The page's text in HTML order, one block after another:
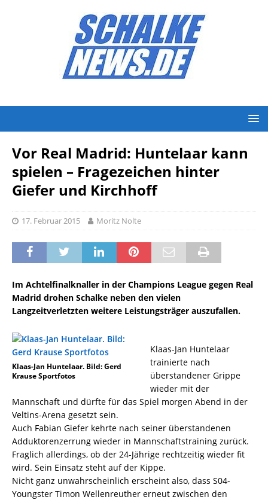
Vor Real Madrid: Huntelaar kann
spielen – Fragezeichen hinter
Giefer und Kirchhoff
17. Februar 2015 Moritz Nolte
Im Achtelfinalknaller in der Champions League gegen Real
Madrid drohen Schalke neben den vielen
Langzeitverletzten weitere Leistungsträger auszufallen.
Klaas-Jan Huntelaar. Bild: Gerd
Krause Sportfotos
Klaas-Jan Huntelaar
trainierte nach
überstandener Grippe
wieder mit der
Mannschaft und dürfte für das Spiel morgen Abend in der
Veltins-Arena gesetzt sein.
Auch Fabian Giefer kehrte nach seiner überstandenen
Adduktorenzerrung wieder in Mannschaftstraining zurück.
Fraglich allerdings, ob der 24-Jährige rechtzeitig wieder fit
wird. Sein Einsatz steht auf der Kippe.
Nicht ganz unwahrscheinlich erscheint also, dass S04-
Youngster Timon Wellenreuther erneut zwischen den